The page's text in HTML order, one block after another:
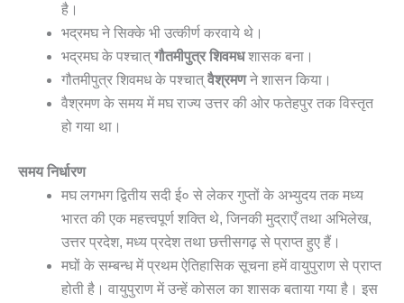
है।
भद्रमघ ने सिक्के भी उत्कीर्ण करवाये थे।
भद्रमघ के पश्चात् गौतमीपुत्र शिवमधशासक बना।
गौतमीपुत्र शिवमध के पश्चात् वैश्रमणने शासन किया।
वैश्रमण के समय में मघ राज्य उत्तर की ओर फतेहपुर तक विस्तृत
हो गया था।
समय निर्धारण
मघ लगभग द्वितीय सदी ई० से लेकर गुप्तों के अभ्युदय तक मध्य
भारत की एक महत्त्वपूर्ण शक्ति थे, जिनकी मुद्राएँ तथा अभिलेख,
उत्तर प्रदेश, मध्य प्रदेश तथा छत्तीसगढ़ से प्राप्त हुए हैं।
मघों के सम्बन्ध में प्रथम ऐतिहासिक सूचना हमें वायुपुराण से प्राप्त
होती है। वायुपुराण में उन्हें कोसल का शासक बताया गया है। इस